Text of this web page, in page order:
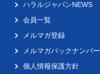
ハラルジャパンNEWS
会員一覧
メルマガ登録
メルマガバックナンバー
個人情報保護方針